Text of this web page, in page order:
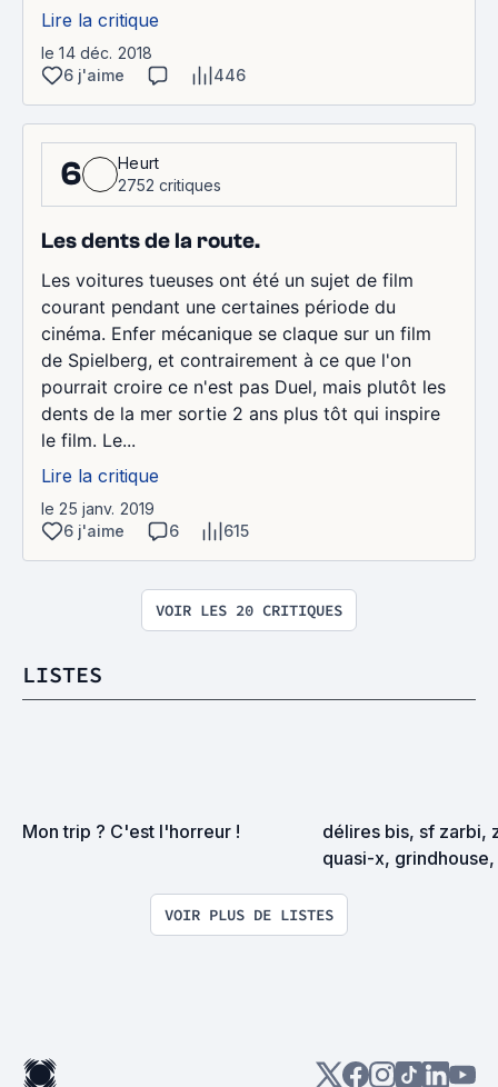
Lire la critique
le 14 déc. 2018
6 j'aime
446
6
Heurt
2752 critiques
Les dents de la route.
Les voitures tueuses ont été un sujet de film
courant pendant une certaines période du
cinéma. Enfer mécanique se claque sur un film
de Spielberg, et contrairement à ce que l'on
pourrait croire ce n'est pas Duel, mais plutôt les
dents de la mer sortie 2 ans plus tôt qui inspire
le film. Le...
Lire la critique
le 25 janv. 2019
6 j'aime
6 615
VOIR LES 20 CRITIQUES
LISTES
Mon trip ? C'est l'horreur !
délires bis, sf zarbi,
quasi-x,
VOIR PLUS DE LISTES